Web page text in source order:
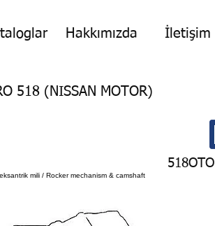
Hakkımızda İletişim
518 (NISSAN MOTOR)
mili / Rocker mechanism & camshaft